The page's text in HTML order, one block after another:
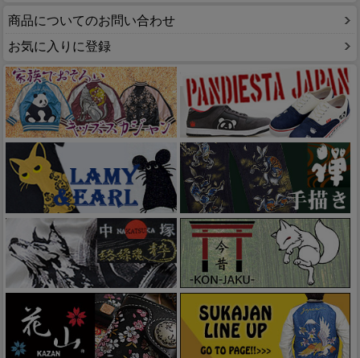
商品についてのお問い合わせ
お気に入りに登録